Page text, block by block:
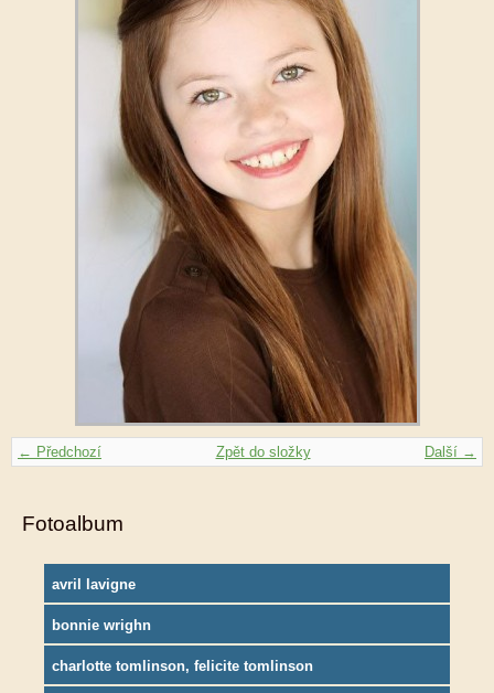
← Předchozí Další →
Zpět do složky
Fotoalbum
avril lavigne
bonnie wrighn
charlotte tomlinson, felicite tomlinson